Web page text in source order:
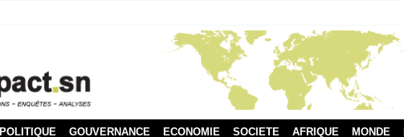
POLITIQUE GOUVERNANCE ECONOMIE SOCIETE AFRIQUE MONDE